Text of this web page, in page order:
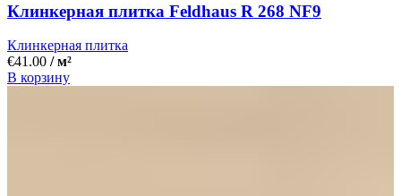
Клинкерная плитка Feldhaus R 268 NF9
Клинкерная плитка
€41.00 / м²
В корзину